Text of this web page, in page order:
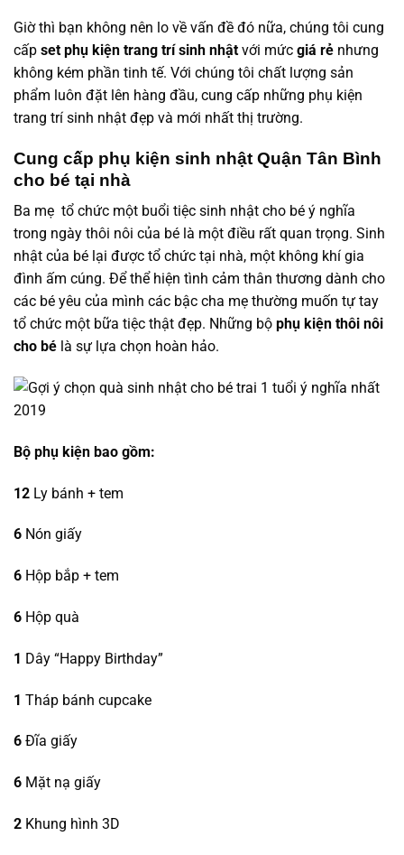
Giờ thì bạn không nên lo về vấn đề đó nữa, chúng tôi cung
cấp set phụ kiện trang trí sinh nhật với mức giá rẻ nhưng
không kém phần tinh tế. Với chúng tôi chất lượng sản
phẩm luôn đặt lên hàng đầu, cung cấp những phụ kiện
trang trí sinh nhật đẹp và mới nhất thị trường.
Cung cấp phụ kiện sinh nhật Quận Tân Bình
cho bé tại nhà
Ba mẹ tổ chức một buổi tiệc sinh nhật cho bé ý nghĩa
trong ngày thôi nôi của bé là một điều rất quan trọng. Sinh
nhật của bé lại được tổ chức tại nhà, một không khí gia
đình ấm cúng. Để thể hiện tình cảm thân thương dành cho
các bé yêu của mình các bậc cha mẹ thường muốn tự tay
tổ chức một bữa tiệc thật đẹp. Những bộ phụ kiện thôi nôi
cho bé là sự lựa chọn hoàn hảo.
Bộ phụ kiện bao gồm:
12 Ly bánh + tem
6 Nón giấy
6 Hộp bắp + tem
6 Hộp quà
1 Dây “Happy Birthday”
1 Tháp bánh cupcake
6 Đĩa giấy
6 Mặt nạ giấy
2 Khung hình 3D